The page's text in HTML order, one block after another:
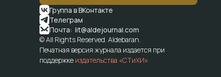
Группа в ВКонтакте
Телеграм
Почта: lit@aldejournal.com
© All Rights Reserved. Aldebaran.
Печатная версия журнала издается при
поддержке издательства «СТиХИ»